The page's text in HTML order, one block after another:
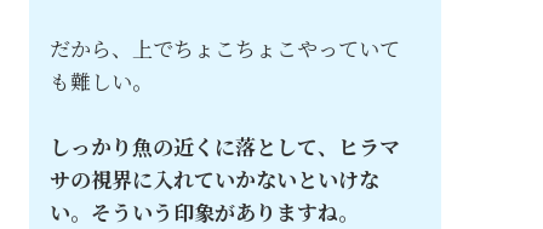
だから、上でちょこちょこやっていて
も難しい。
しっかり魚の近くに落として、ヒラマ
サの視界に入れていかないといけな
い。そういう印象がありますね。